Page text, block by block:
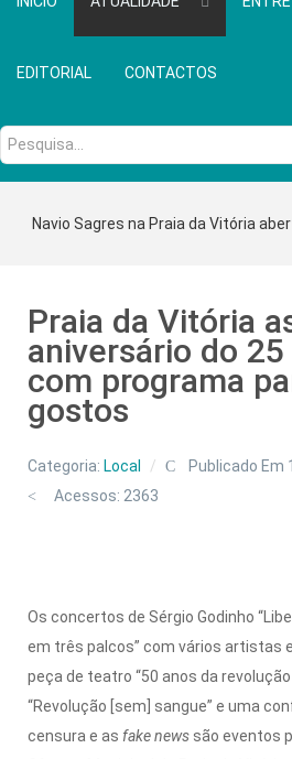
EDITORIAL CONTACTOS
Pesquisa...
Navio Sagres na Praia da Vitória
Praia da Vitória
aniversário do
com programa
gostos
Categoria: Local
Publicado Em
Acessos: 2363
Os concertos de Sérgio Godinho
em três palcos” com vários artistas
peça de teatro “50 anos da
“Revolução [sem] sangue” e uma
censura e as fake news são eventos